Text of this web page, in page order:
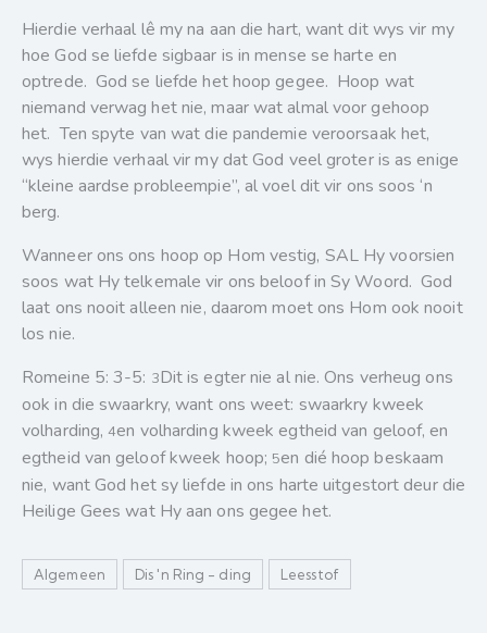
Hierdie verhaal lê my na aan die hart, want dit wys vir my
hoe God se liefde sigbaar is in mense se harte en
optrede. God se liefde het hoop gegee. Hoop wat
niemand verwag het nie, maar wat almal voor gehoop
het. Ten spyte van wat die pandemie veroorsaak het,
wys hierdie verhaal vir my dat God veel groter is as enige
“kleine aardse probleempie”, al voel dit vir ons soos ‘n
berg.
Wanneer ons ons hoop op Hom vestig, SAL Hy voorsien
soos wat Hy telkemale vir ons beloof in Sy Woord. God
laat ons nooit alleen nie, daarom moet ons Hom ook nooit
los nie.
Romeine 5: 3-5: 3Dit is egter nie al nie. Ons verheug ons
ook in die swaarkry, want ons weet: swaarkry kweek
volharding,4en volharding kweek egtheid van geloof, en
egtheid van geloof kweek hoop; 5en dié hoop beskaam
nie, want God het sy liefde in ons harte uitgestort deur die
Heilige Gees wat Hy aan ons gegee het.
Algemeen Dis 'n Ring - ding Leesstof